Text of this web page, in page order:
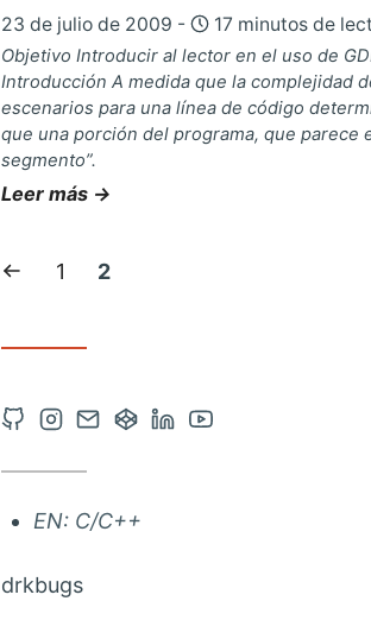
23 de julio de 2009 - 17 minutos de
Objetivo Introducir al lector en el uso de
Introducción A medida que la complejidad
escenarios para una línea de código
que una porción del programa, que parece
segmento”.
Leer más →
Anterior
Página:
1
Página
2
Abrir
Github
una
Abrir
Instagram
una
Contacto
Abrir
Codepen
AbrirAbrir
EN: C/C++
drkbugs